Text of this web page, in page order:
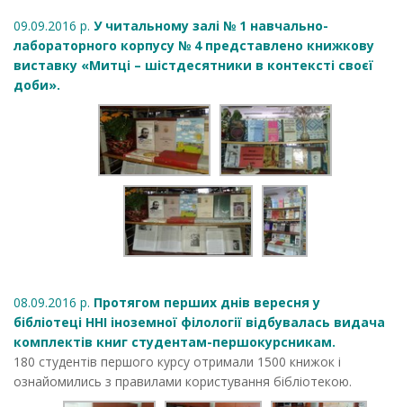
09.09.2016 р. У читальному залі № 1 навчально-
лабораторного корпусу № 4 представлено книжкову
виставку «Митці – шістдесятники в контексті своєї
доби».
08.09.2016 р. Протягом перших днів вересня у
бібліотеці ННІ іноземної філології відбувалась видача
комплектів книг студентам-першокурсникам.
180 студентів першого курсу отримали 1500 книжок і
ознайомились з правилами користування бібліотекою.